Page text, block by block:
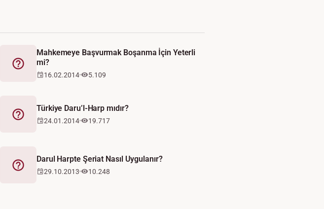
Fetva
Mahkemeye Başvurmak Boşanma İçin Yeterli
mi?
16.02.2014 5.109
Fetva
Türkiye Daru’l-Harp mıdır?
24.01.2014 19.717
Fetva
Darul Harpte Şeriat Nasıl Uygulanır?
29.10.2013 10.248